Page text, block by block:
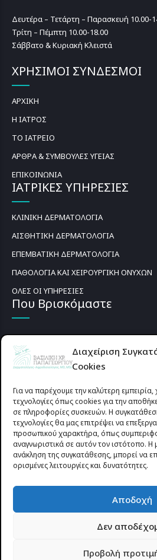
Διαχείριση
Cookies
Για να παρέχουμε την καλύτερη
τεχνολογίες όπως cookies για την
σε πληροφορίες συσκευών. Η
τεχνολογίες θα μας επιτρέψει να
προσωπικού χαρακτήρα, όπως
αναγνωριστικά σε αυτόν τον ιστότοπο. Η
ανάκληση της συγκατάθεσης, μπορεί να
ορισμένες λειτουργίες και δυνατότητες.
Αποδοχή
Δεν
Προβολή
Δευτέρα – Τετάρτη – Παρασκευή 10.00-
Τρίτη – Πέμπτη 10.00-18.00
Σάββατο & Κυριακή Κλειστά
ΧΡΗΣΙΜΟΙ ΣΥΝΔΕΣΜΟΙ
ΑΡΧΙΚΗ
Η ΙΑΤΡΟΣ
ΤΟ ΙΑΤΡΕΙΟ
ΑΡΘΡΑ & ΣΥΜΒΟΥΛΕΣ ΥΓΕΙΑΣ
ΕΠΙΚΟΙΝΩΝΙΑ
ΙΑΤΡΙΚΕΣ ΥΠΗΡΕΣΙΕΣ
ΚΛΙΝΙΚΗ ΔΕΡΜΑΤΟΛΟΓΙΑ
ΑΙΣΘΗΤΙΚΗ ΔΕΡΜΑΤΟΛΟΓΙΑ
ΕΠΕΜΒΑΤΙΚΗ ΔΕΡΜΑΤΟΛΟΓΙΑ
ΠΑΘΟΛΟΓΙΑ ΚΑΙ ΧΕΙΡΟΥΡΓΙΚΗ ΟΝΥΧΩΝ
ΟΛΕΣ ΟΙ ΥΠΗΡΕΣΙΕΣ
Που Βρισκόμαστε
Προυσιωτίσσης 27 & Δ.Σταϊκου ,
Site-